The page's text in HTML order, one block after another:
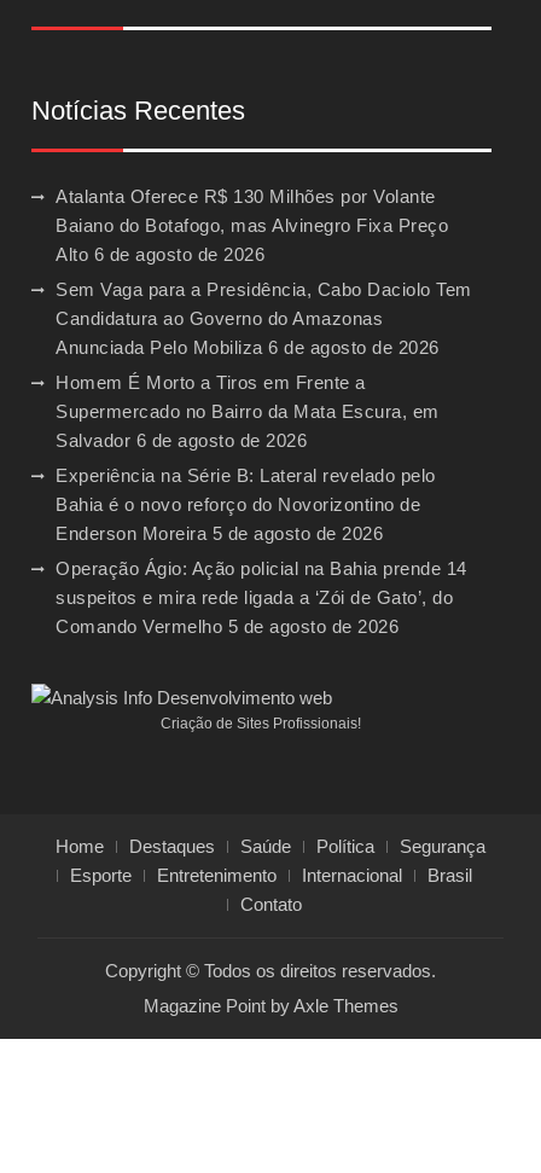
Notícias Recentes
Atalanta Oferece R$ 130 Milhões por Volante
Baiano do Botafogo, mas Alvinegro Fixa Preço
Alto 6 de agosto de 2026
Sem Vaga para a Presidência, Cabo Daciolo Tem
Candidatura ao Governo do Amazonas
Anunciada Pelo Mobiliza 6 de agosto de 2026
Homem É Morto a Tiros em Frente a
Supermercado no Bairro da Mata Escura, em
Salvador 6 de agosto de 2026
Experiência na Série B: Lateral revelado pelo
Bahia é o novo reforço do Novorizontino de
Enderson Moreira 5 de agosto de 2026
Operação Ágio: Ação policial na Bahia prende 14
suspeitos e mira rede ligada a ‘Zói de Gato’, do
Comando Vermelho 5 de agosto de 2026
Criação de Sites Profissionais!
Home Destaques Saúde Política
Segurança
Esporte
Entretenimento Internacional
Brasil
Contato
Copyright © Todos os direitos reservados.
Magazine Point byAxle Themes